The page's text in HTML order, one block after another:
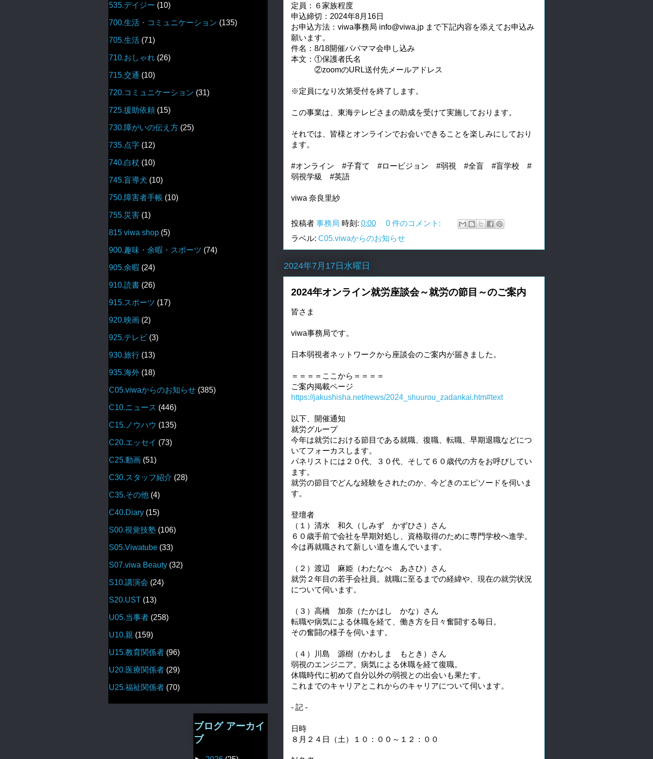
定員：６家族程度
申込締切：2024年8月16日
お申込方法：viwa事務局 info@viwa.jp まで下記内容を添えてお申込み
願います。
件名：8/18開催パパママ会申し込み
本文：①保護者氏名
②zoomのURL送付先メールアドレス
※定員になり次第受付を終了します。
この事業は、東海テレビさまの助成を受けて実施しております。
それでは、皆様とオンラインでお会いできることを楽しみにしており
ます。
#オンライン #子育て #ロービジョン #弱視 #全盲 #盲学校 #
弱視学級 #英語
viwa 奈良里紗
投稿者 事務局 時刻: 0:00
0 件のコメント:
ラベル: C05.viwaからのお知らせ
2024年7月17日水曜日
2024年オンライン就労座談会～就労の節目～のご案内
皆さま
viwa事務局です。
日本弱視者ネットワークから座談会のご案内が届きました。
＝＝＝＝ここから＝＝＝＝
ご案内掲載ページ
https://jakushisha.net/news/2024_shuurou_zadankai.htm#text
以下、開催通知
就労グループ
今年は就労における節目である就職、復職、転職、早期退職などにつ
いてフォーカスします。
パネリストには２０代、３０代、そして６０歳代の方をお呼びしてい
ます。
就労の節目でどんな経験をされたのか、今どきのエピソードを伺いま
す。
登壇者
（１）清水 和久（しみず かずひさ）さん
６０歳手前で会社を早期対処し、資格取得のために専門学校へ進学。
今は再就職されて新しい道を進んでいます。
（２）渡辺 麻姫（わたなべ あさひ）さん
就労２年目の若手会社員。就職に至るまでの経緯や、現在の就労状況
について伺います。
（３）高橋 加奈（たかはし かな）さん
転職や病気による休職を経て、働き方を日々奮闘する毎日。
その奮闘の様子を伺います。
（４）川島 源樹（かわしま もとき）さん
弱視のエンジニア。病気による休職を経て復職。
休職時代に初めて自分以外の弱視との出会いも果たす。
これまでのキャリアとこれからのキャリアについて伺います。
- 記 -
日時
８月２４日（土）１０：００～１２：００
535.デイジー (10)
700.生活・コミュニケーション (135)
705.生活 (71)
710.おしゃれ (26)
715.交通 (10)
720.コミュニケーション (31)
725.援助依頼 (15)
730.障がいの伝え方 (25)
735.点字 (12)
740.白杖 (10)
745.盲導犬 (10)
750.障害者手帳 (10)
755.災害 (1)
815 viwa shop (5)
900.趣味・余暇・スポーツ (74)
905.余暇 (24)
910.読書 (26)
915.スポーツ (17)
920.映画 (2)
925.テレビ (3)
930.旅行 (13)
935.海外 (18)
C05.viwaからのお知らせ (385)
C10.ニュース (446)
C15.ノウハウ (135)
C20.エッセイ (73)
C25.動画 (51)
C30.スタッフ紹介 (28)
C35.その他 (4)
C40.Diary (15)
S00.視覚技塾 (106)
S05.Viwatube (33)
S07.viwa Beauty (32)
S10.講演会 (24)
S20.UST (13)
U05.当事者 (258)
U10.親 (159)
U15.教育関係者 (96)
U20.医療関係者 (29)
U25.福祉関係者 (70)
ブログ アーカイ
ブ